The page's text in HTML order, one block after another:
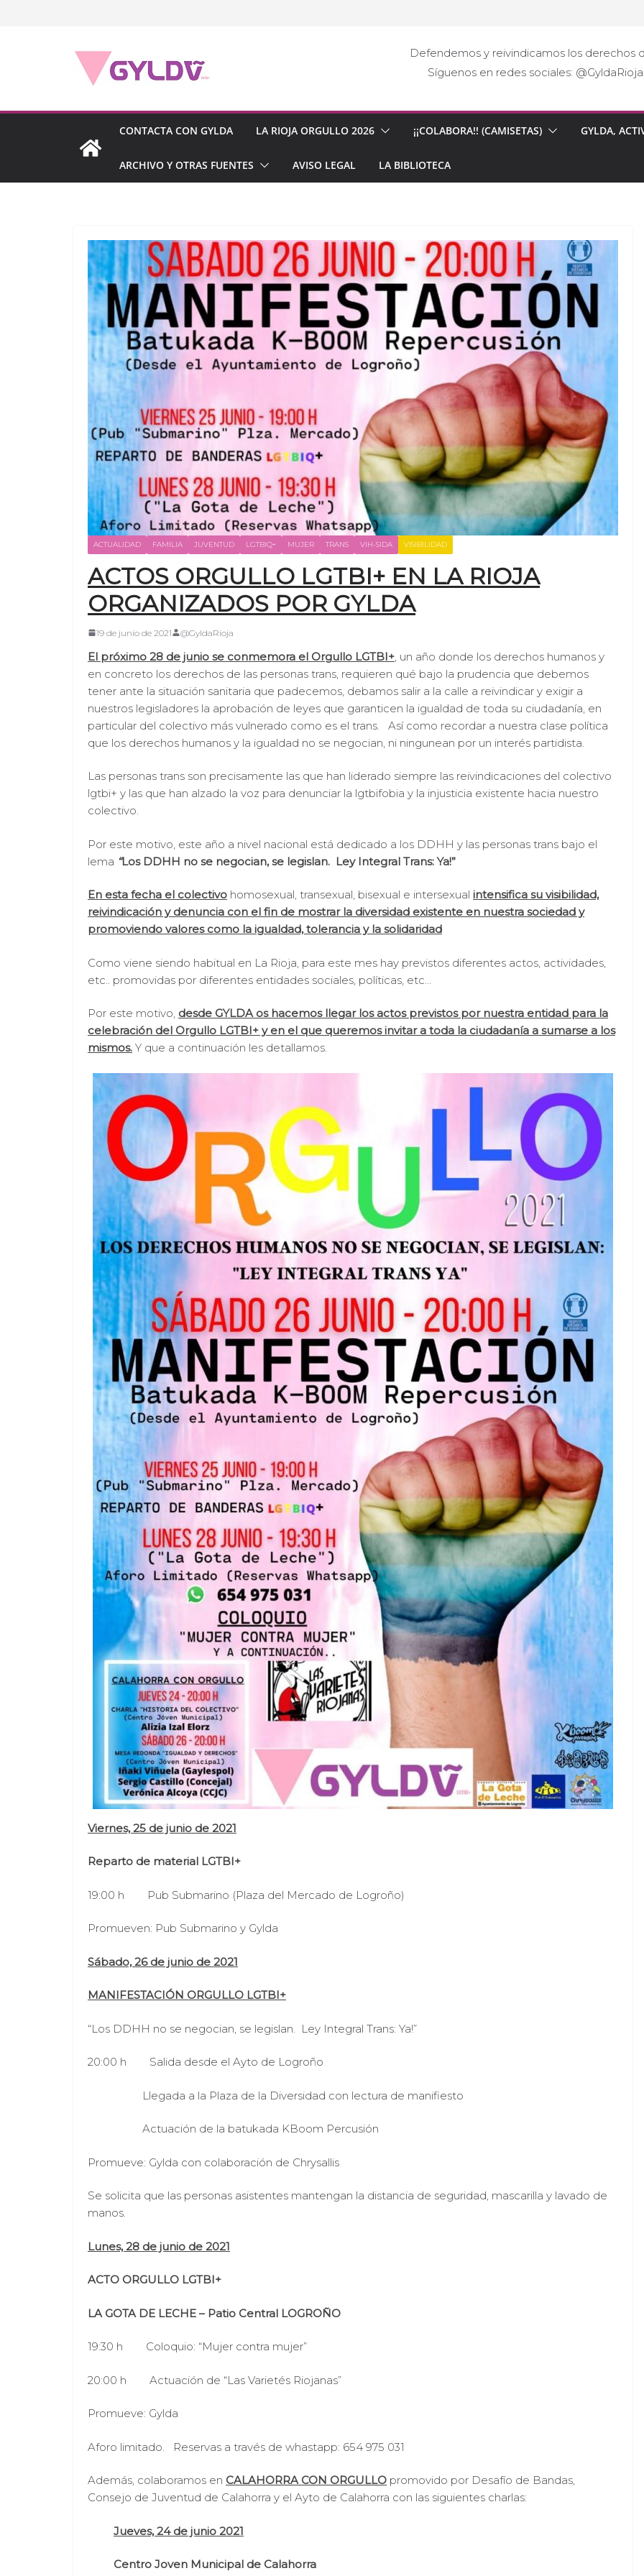
Defendemos y reivindicamos los derechos
Síguenos en redes sociales:
CONTACTA CON GYLDA LA RIOJA ORGULLO 2026 ¡¡COLABORA!! (CAMISETAS) GYLDA,
ARCHIVO Y OTRAS FUENTES AVISO LEGAL LA BIBLIOTECA
ACTUALIDAD FAMILIA JUVENTUD LGTBIQ+ MUJER TRANS VIH-SIDA VISIBILIDAD
ACTOS ORGULLO LGTBI+ EN LA RIOJA
ORGANIZADOS POR GYLDA
19 de junio de 2021 @GyldaRioja
El próximo 28 de junio se conmemora el Orgullo LGTBI+ , un año donde los derechos humanos y
en concreto los derechos de las personas trans, requieren qué bajo la prudencia que debemos
tener ante la situación sanitaria que padecemos, debamos salir a la calle a reivindicar y exigir a
nuestros legisladores la aprobación de leyes que garanticen la igualdad de toda su ciudadanía, en
particular del colectivo más vulnerado como es el trans. Así como recordar a nuestra clase política
que los derechos humanos y la igualdad no se negocian, ni ningunean por un interés partidista.
Las personas trans son precisamente las que han liderado siempre las reivindicaciones del colectivo
lgtbi+ y las que han alzado la voz para denunciar la lgtbifobia y la injusticia existente hacia nuestro
colectivo.
Por este motivo, este año a nivel nacional está dedicado a los DDHH y las personas trans bajo el
lema “Los DDHH no se negocian, se legislan. Ley Integral Trans: Ya!”
En esta fecha el colectivo homosexual, transexual, bisexual e intersexual intensifica su visibilidad,
reivindicación y denuncia con el fin de mostrar la diversidad existente en nuestra sociedad y
promoviendo valores como la igualdad, tolerancia y la solidaridad
Como viene siendo habitual en La Rioja, para este mes hay previstos diferentes actos, actividades,
etc.. promovidas por diferentes entidades sociales, políticas, etc…
Por este motivo, desde GYLDA os hacemos llegar los actos previstos por nuestra entidad para la
celebración del Orgullo LGTBI+ y en el que queremos invitar a toda la ciudadanía a sumarse a los
mismos. Y que a continuación les detallamos.
Viernes, 25 de junio de 2021
Reparto de material LGTBI+
19:00 h Pub Submarino (Plaza del Mercado de Logroño)
Promueven: Pub Submarino y Gylda
Sábado, 26 de junio de 2021
MANIFESTACIÓN ORGULLO LGTBI+
“Los DDHH no se negocian, se legislan. Ley Integral Trans: Ya!”
20:00 h Salida desde el Ayto de Logroño
Llegada a la Plaza de la Diversidad con lectura de manifiesto
Actuación de la batukada KBoom Percusión
Promueve: Gylda con colaboración de Chrysallis
Se solicita que las personas asistentes mantengan la distancia de seguridad, mascarilla y lavado de
manos.
Lunes, 28 de junio de 2021
ACTO ORGULLO LGTBI+
LA GOTA DE LECHE – Patio Central LOGROÑO
19:30 h Coloquio: “Mujer contra mujer”
20:00 h Actuación de “Las Varietés Riojanas”
Promueve: Gylda
Aforo limitado. Reservas a través de whastapp: 654 975 031
Además, colaboramos en CALAHORRA CON ORGULLO promovido por Desafío de Bandas,
Consejo de Juventud de Calahorra y el Ayto de Calahorra con las siguientes charlas:
Jueves, 24 de junio 2021
Centro Joven Municipal de Calahorra